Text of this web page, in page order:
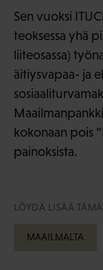
Sen vuoksi
teoksessa yhä
liiteosassa)
äitiysvapaa- ja
kokonaan pois
painoksista.
LÖYDÄ LISÄÄ
MAAILMALTA